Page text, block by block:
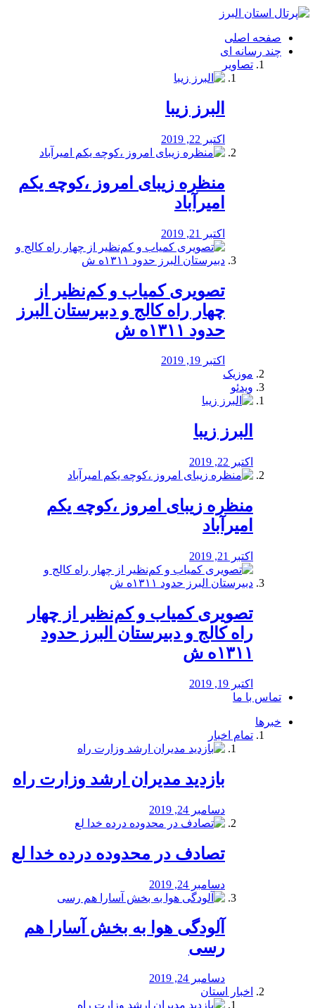
فصد
شرق
تهران
خشکشویی
صفحه اصلی
چند رسانه ای
تصاویر
البرز زیبا
اکتبر 22, 2019
منظره‌‌ زیبای امروز ،کوچه یکم
امیرآباد
اکتبر 21, 2019
️تصویری کمیاب و کم‌نظیر از
چهار راه كالج و دبيرستان البرز
حدود ۱۳۱۱ه ش
اکتبر 19, 2019
موزیک
ویدئو
البرز زیبا
اکتبر 22, 2019
منظره‌‌ زیبای امروز ،کوچه یکم
امیرآباد
اکتبر 21, 2019
️تصویری کمیاب و کم‌نظیر از چهار
راه كالج و دبيرستان البرز حدود
۱۳۱۱ه ش
اکتبر 19, 2019
تماس با ما
خبرها
تمام اخبار
بازدید مدیران ارشد وزارت راه
دسامبر 24, 2019
تصادف در محدوده درده خدا لع
دسامبر 24, 2019
آلودگی هوا به بخش آسارا هم
رسی
دسامبر 24, 2019
اخبار استان